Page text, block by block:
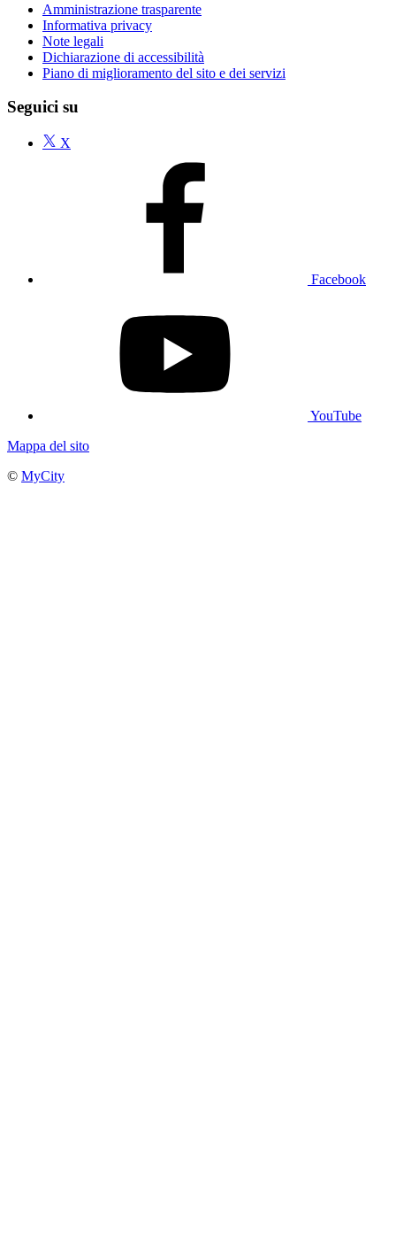
Amministrazione trasparente
Informativa privacy
Note legali
Dichiarazione di accessibilità
Piano di miglioramento del sito e dei servizi
Seguici su
X
Facebook
YouTube
Mappa del sito
© MyCity